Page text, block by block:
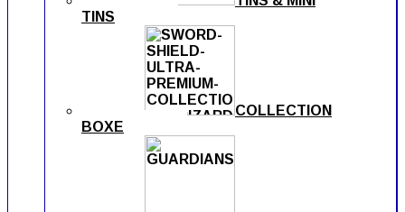
TINS
COLLECTION
BOXE